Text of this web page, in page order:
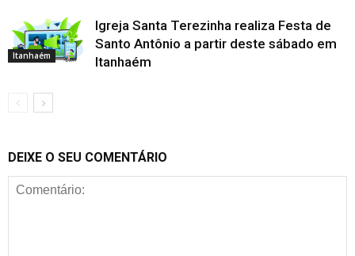
Itanhaém
Igreja Santa Terezinha realiza Festa de
Santo Antônio a partir deste sábado em
Itanhaém
DEIXE O SEU COMENTÁRIO